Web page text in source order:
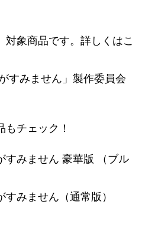
対象商品です。詳しくはこ
すみません」製作委員会
チェック！
すみません 豪華版 （ブル
すみません（通常版）